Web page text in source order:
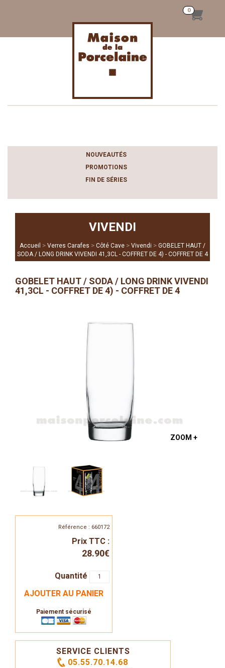
NOUVEAUTÉS
PROMOTIONS
FIN DE SÉRIES
VIVENDI
Accueil > Verres Carafes > Côté Cave > Vivendi > GOBELET HAUT /
SODA / LONG DRINK VIVENDI 41,3CL - COFFRET DE 4) - COFFRET DE 4
GOBELET HAUT / SODA / LONG DRINK VIVENDI
41,3CL - COFFRET DE 4) - COFFRET DE 4
ZOOM +
Référence : 660172
Prix TTC :
28.90€
Quantité
AJOUTER AU PANIER
Paiement sécurisé
SERVICE CLIENTS
05.55.70.14.68